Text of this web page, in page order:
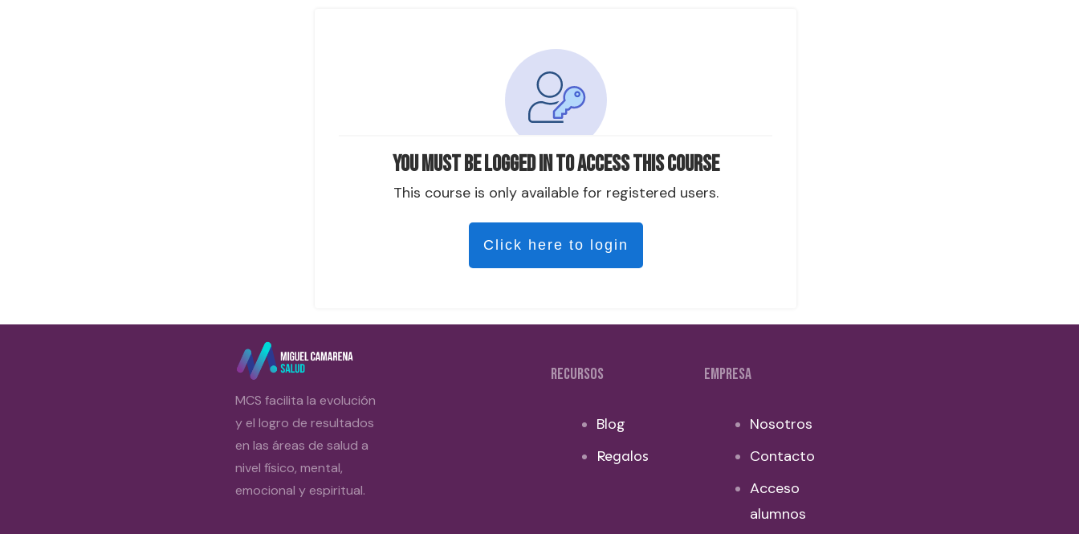
You must be logged in to access this course
This course is only available for registered users.
Click here to login
MCS facilita la evolución
y el logro de resultados
en las áreas de salud a
nivel físico, mental,
emocional y espiritual.
RECURSOS
Blog
Regalos
EMPRESA
Nosotros
Contacto
Acceso
alumnos